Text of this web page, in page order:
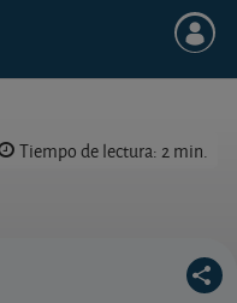
Tiempo de lectura: 2 min.
hacemos con nuestras